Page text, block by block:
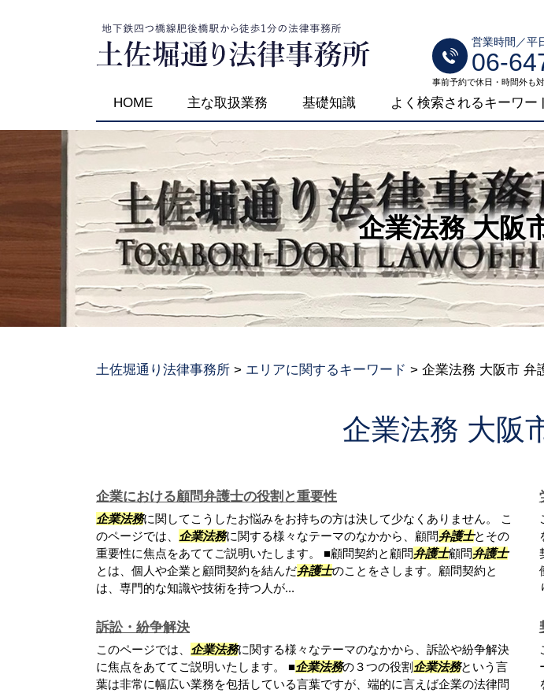
企業法務 大阪
営業時間／平
06-
事前予約で休日・時間外も
HOME
主な取扱業務 基礎知識 よく検索されるキーワー
土佐堀通り法律事務所 > エリアに関するキーワード > 企業法務 大阪市 弁
企業法務 大阪
企業における顧問弁護士の役割と重要性
企業法務に関してこうしたお悩みをお持ちの方は決して少なくありません。 こ
のページでは、 企業法務に関する様々なテーマのなかから、顧問弁護士とその
重要性に焦点をあててご説明いたします。 ■顧問契約と顧問弁護士顧問弁護士
とは、個人や企業と顧問契約を結んだ弁護士のことをさします。顧問契約と
は、専門的な知識や技術を持つ人が...
訴訟・紛争解決
このページでは、 企業法務に関する様々なテーマのなかから、訴訟や紛争解決
に焦点をあててご説明いたします。 ■企業法務の３つの役割 企業法務という言
葉は非常に幅広い業務を包括している言葉ですが、端的に言えば企業の法律問